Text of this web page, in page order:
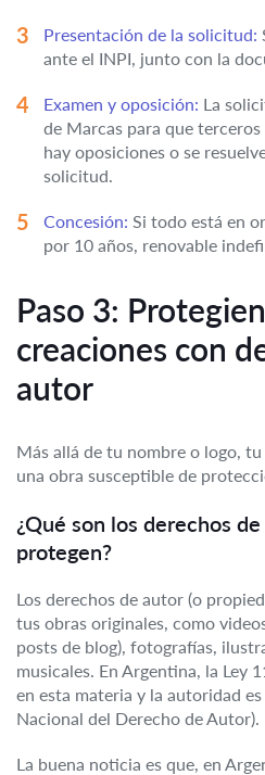
Presentación de la solicitud:
ante el INPI, junto con la
Examen y oposición: La
de Marcas para que
hay oposiciones o se
solicitud.
Concesión: Si todo está en
por 10 años, renovable
Paso 3:
creaciones con
autor
Más allá de tu nombre o logo,
una obra susceptible de
¿Qué son los derechos
protegen?
Los derechos de autor (o
tus obras originales, como
posts de blog), fotografías,
musicales. En Argentina, la Ley
en esta materia y la autoridad
Nacional del Derecho de Autor).
La buena noticia es que, en